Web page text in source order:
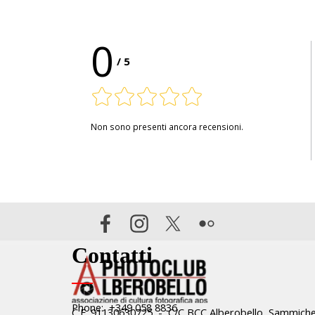
0 / 5
Non sono presenti ancora recensioni.
Contatti
Phone: +349 058 8836
C.F. 91130630725 - C/C BCC Alberobello,